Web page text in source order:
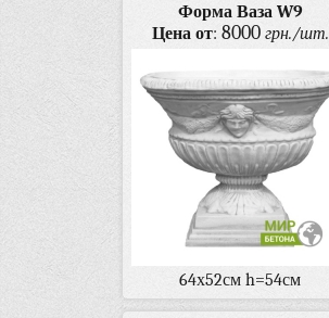
Форма Ваза W9
Цена от: 8000 грн./шт.
64х52см h=54см